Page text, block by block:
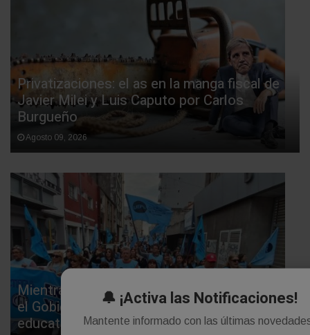
Privatizaciones: el as en la manga fiscal de
Javier Milei y Luis Caputo por Carlos
Burgueño
Agosto 09, 2026
Mientras exige 75% de cobertura por paro,
el Gobierno subejecutó el 75% de las metas
educativas
🔔 ¡Activa las Notificaciones!
Mantente informado con las últimas